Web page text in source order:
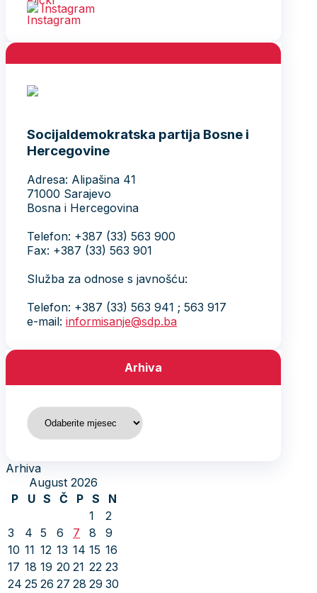
Instagram
Socijaldemokratska partija Bosne i
Hercegovine
Adresa: Alipašina 41
71000 Sarajevo
Bosna i Hercegovina
Telefon: +387 (33) 563 900
Fax: +387 (33) 563 901
Služba za odnose s javnošću:
Telefon: +387 (33) 563 941 ; 563 917
e-mail: informisanje@sdp.ba
Arhiva
Arhiva
Arhiva
August 2026
P
U S Č P S
N
1
2
3
4 5 6 7 8
9
10 11 12 13 14 15 16
17 18 19 20 21 22 23
24 25 26 27 28 29 30